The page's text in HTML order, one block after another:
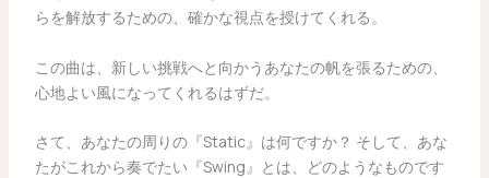
らを解放するための、確かな視点を授けてくれる。
この曲は、新しい挑戦へと向かうあなたの帆を張るための、
心地よい風になってくれるはずだ。
さて、あなたの周りの『Static』は何ですか？ そして、あな
たがこれから奏でたい『Swing』とは、どのようなものです